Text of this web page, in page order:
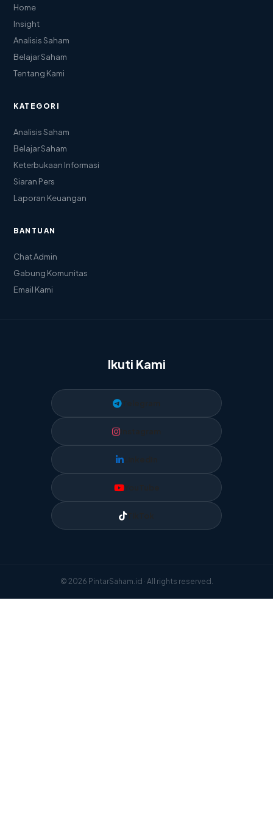
Home
Insight
Analisis Saham
Belajar Saham
Tentang Kami
KATEGORI
Analisis Saham
Belajar Saham
Keterbukaan Informasi
Siaran Pers
Laporan Keuangan
BANTUAN
Chat Admin
Gabung Komunitas
Email Kami
Ikuti Kami
LinkedIn
YouTube
TikTok
© 2026 PintarSaham.id · All rights reserved.